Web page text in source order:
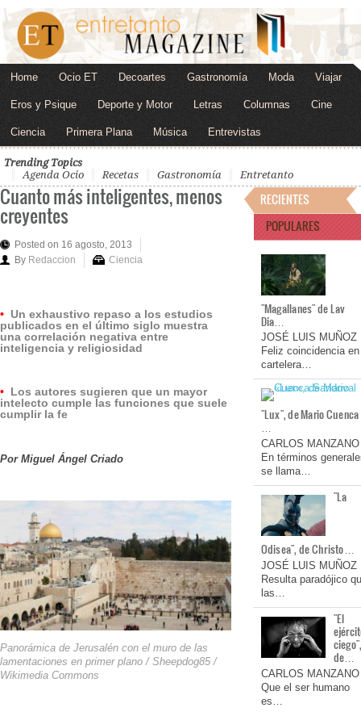
Home Ocio ET Decoartes Gastronomía Moda Viajar
Eros y Psique Deporte y Motor Letras Columnas Cine
Ciencia Primera Plana Música Entrevistas
Trending Topics
Agenda Ocio
Recetas Gastronomía Entretanto
Cuanto más inteligentes, menos
creyentes
Posted on 16 agosto, 2013
By Redaccion Ciencia
• Un exhaustivo repaso a los estudios
publicados en el último siglo muestra
una correlación negativa entre
inteligencia y religiosidad
• Los autores sugieren que un mayor
intelecto cumple las funciones que suele
cumplir la fe
Por Miguel Ángel Criado
Panorámica de Jerusalén con el muro de las
lamentaciones en primer plano / Sheepdog85 /
Wikimedia Commons
RECIENTES
POPULARES
"Magallanes" de Lav
Dia…
JOSÉ LUIS MUÑOZ
Feliz coincidencia en
cartelera…
"Lux", de Mario Cuenca
…
CARLOS MANZANO
En términos
se llama…
"La
Odisea", de Christo…
JOSÉ LUIS MUÑOZ
Resulta paradójico
las…
"El
de…
CARLOS MANZANO
Que el ser humano
es…